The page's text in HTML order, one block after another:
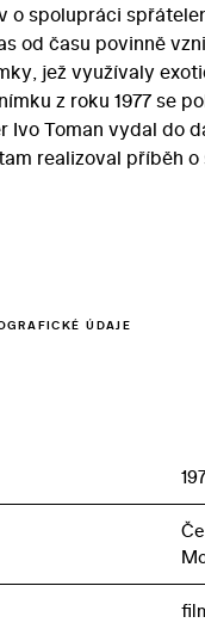
o spolupráci
od času povinně
jež využívaly
z roku 1977 se
Ivo Toman vydal do
realizoval příběh o
oblastech marně
chuti Pudilovu
za pozornost
ÚDAJE